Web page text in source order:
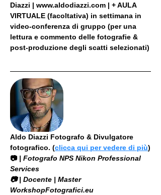
Diazzi | www.aldodiazzi.com | + AULA
VIRTUALE (facoltativa) in settimana in
video-conferenza di gruppo (per una
lettura e commento delle fotografie &
post-produzione degli scatti selezionati)
Aldo Diazzi Fotografo & Divulgatore
fotografico. (clicca qui per vedere di più)
📷 | Fotografo NPS Nikon Professional
Services
​📷 | Docente | Master
WorkshopFotografici.eu